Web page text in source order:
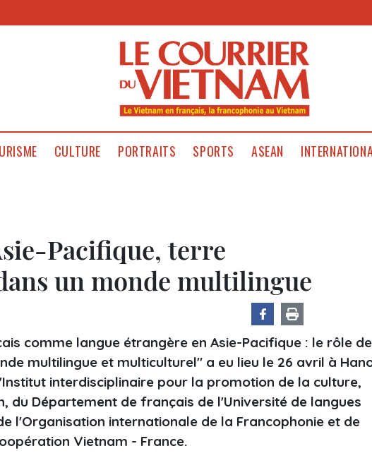
CULTURE PORTRAITS SPORTS ASEAN
Pacifique, terre
un monde multilingue
comme langue étrangère en Asie-Pacifique : le rôle de
multilingue et multiculturel" a eu lieu le 26 avril à
interdisciplinaire pour la promotion de la culture,
du Département de français de l'Université de langues
l'Organisation internationale de la Francophonie et de
Vietnam - France.